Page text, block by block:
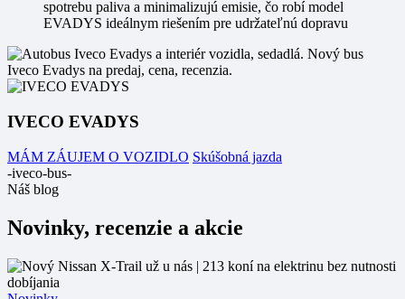
spotrebu paliva a minimalizujú emisie, čo robí model
EVADYS ideálnym riešením pre udržateľnú dopravu
IVECO EVADYS
MÁM ZÁUJEM O VOZIDLO Skúšobná jazda
-iveco-bus-
Náš blog
Novinky, recenzie a akcie